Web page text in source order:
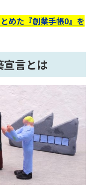
めた『創業手帳0』を
言とは